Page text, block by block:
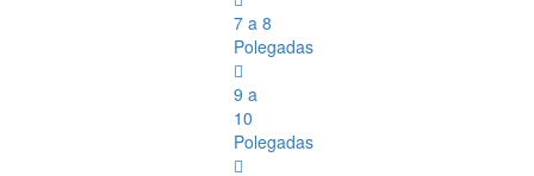
7 a 8
Polegadas
9 a
10
Polegadas